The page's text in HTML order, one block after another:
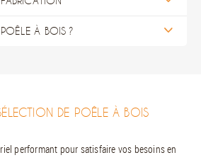
À BOIS ?
DE POÊLE À BOIS
performant pour satisfaire vos besoins en